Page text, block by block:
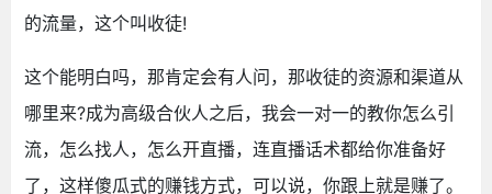
的流量，这个叫收徒!
这个能明白吗，那肯定会有人问，那收徒的资源和渠道从
哪里来?成为高级合伙人之后，我会一对一的教你怎么引
流，怎么找人，怎么开直播，连直播话术都给你准备好
了，这样傻瓜式的赚钱方式，可以说，你跟上就是赚了。